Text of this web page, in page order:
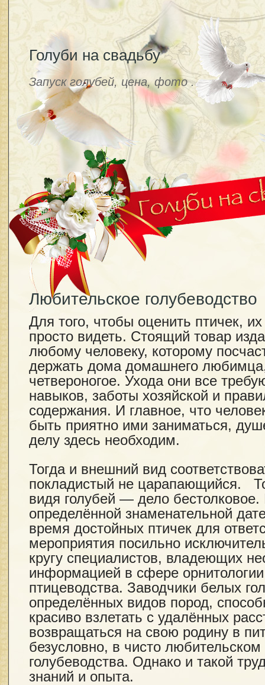
Голуби на свадьбу
Запуск голубей, цена, фото .
Любительское голубеводство
Для того, чтобы оценить птичек,
просто видеть. Стоящий товар
любому человеку, которому
держать дома домашнего
четвероногое. Ухода они все
навыков, заботы хозяйской и
содержания. И главное, что
быть приятно ими заниматься,
делу здесь необходим.
Тогда и внешний вид
покладистый не царапающийся.
видя голубей — дело бестолковое.
определённой знаменательной
время достойных птичек для
мероприятия посильно
кругу специалистов, владеющих
информацией в сфере
птицеводства. Заводчики белых
определённых видов пород,
красиво взлетать с удалённых
возвращаться на свою родину в
безусловно, в чисто
голубеводства. Однако и такой
знаний и опыта.